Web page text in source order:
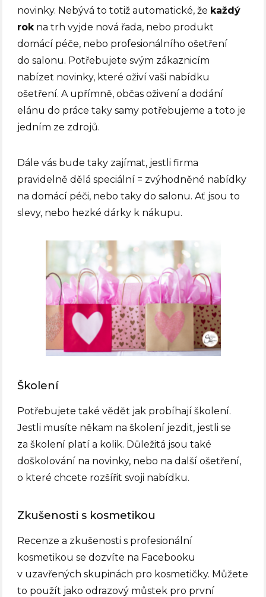
novinky. Nebývá to totiž automatické, že každý
rok na trh vyjde nová řada, nebo produkt
domácí péče, nebo profesionálního ošetření
do salonu. Potřebujete svým zákaznicím
nabízet novinky, které oživí vaši nabídku
ošetření. A upřímně, občas oživení a dodání
elánu do práce taky samy potřebujeme a toto je
jedním ze zdrojů.
Dále vás bude taky zajímat, jestli firma
pravidelně dělá speciální = zvýhodněné nabídky
na domácí péči, nebo taky do salonu. Ať jsou to
slevy, nebo hezké dárky k nákupu.
Školení
Potřebujete také vědět jak probíhají školení.
Jestli musíte někam na školení jezdit, jestli se
za školení platí a kolik. Důležitá jsou také
doškolování na novinky, nebo na další ošetření,
o které chcete rozšířit svoji nabídku.
Zkušenosti s kosmetikou
Recenze a zkušenosti s profesionální
kosmetikou se dozvíte na Facebooku
v uzavřených skupinách pro kosmetičky. Můžete
to použít jako odrazový můstek pro první